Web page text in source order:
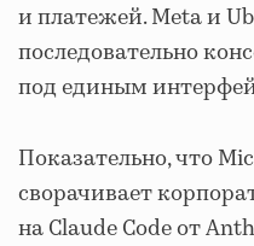
и платежей. Meta и
последовательно
под единым
Показательно, что
сворачивает
на Claude Code от